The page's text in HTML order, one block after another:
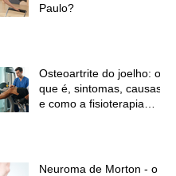
Paulo?
Osteoartrite do joelho: o
que é, sintomas, causas
e como a fisioterapia
Neuroma de Morton - o